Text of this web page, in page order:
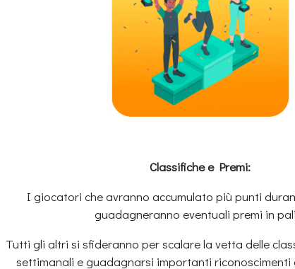
Classifiche e Premi:
I giocatori che avranno accumulato più punti
guadagneranno eventuali premi in
Tutti gli altri si sfideranno per scalare la vetta delle
settimanali e guadagnarsi importanti